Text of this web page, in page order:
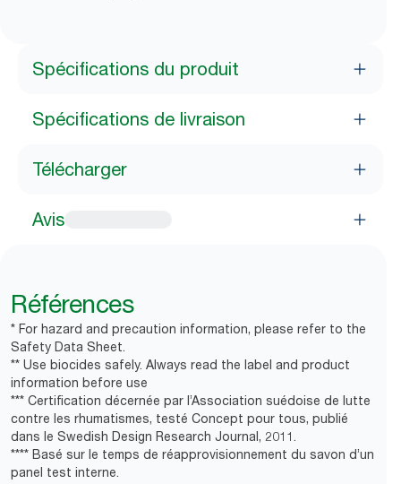
Spécifications du produit
Spécifications de livraison
Télécharger
Avis
Références
* For hazard and precaution information, please refer to the
Safety Data Sheet.
** Use biocides safely. Always read the label and product
information before use
*** Certification décernée par l’Association suédoise de lutte
contre les rhumatismes, testé Concept pour tous, publié
dans le Swedish Design Research Journal, 2011.
**** Basé sur le temps de réapprovisionnement du savon d’un
panel test interne.